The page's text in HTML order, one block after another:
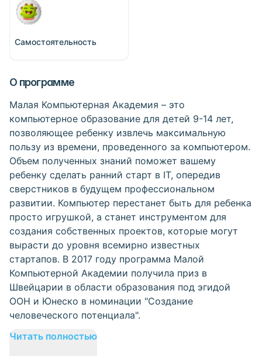
Самостоятельность
О программе
Малая Компьютерная Академия – это
компьютерное образование для детей 9-14 лет,
позволяющее ребенку извлечь максимальную
пользу из времени, проведенного за компьютером.
Объем полученных знаний поможет вашему
ребенку сделать ранний старт в IT, опередив
сверстников в будущем профессиональном
развитии. Компьютер перестанет быть для ребенка
просто игрушкой, а станет инструментом для
создания собственных проектов, которые могут
вырасти до уровня всемирно известных
стартапов. В 2017 году программа Малой
Компьютерной Академии получила приз в
Швейцарии в области образования под эгидой
ООН и Юнеско в номинации "Создание
человеческого потенциала".
Читать полностью